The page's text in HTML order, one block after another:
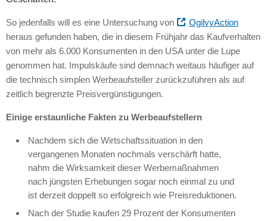
So jedenfalls will es eine Untersuchung von
OgilvyAction
heraus gefunden haben, die in diesem Frühjahr das Kaufverhalten
von mehr als 6.000 Konsumenten in den USA unter die Lupe
genommen hat. Impulskäufe sind demnach weitaus häufiger auf
die technisch simplen Werbeaufsteller zurückzuführen als auf
zeitlich begrenzte Preisvergünstigungen.
Einige erstaunliche Fakten zu Werbeaufstellern
Nachdem sich die Wirtschaftssituation in den
vergangenen Monaten nochmals verschärft hatte,
nahm die Wirksamkeit dieser Werbemaßnahmen
nach jüngsten Erhebungen sogar noch einmal zu und
ist derzeit doppelt so erfolgreich wie Preisreduktionen.
Nach der Studie kaufen 29 Prozent der Konsumenten